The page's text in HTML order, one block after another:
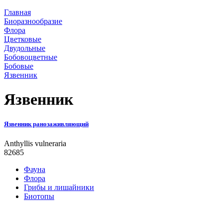
Главная
Биоразнообразие
Флора
Цветковые
Двудольные
Бобовоцветные
Бобовые
Язвенник
Язвенник
Язвенник ранозаживляющий
Anthyllis vulneraria
82685
Фауна
Флора
Грибы и лишайники
Биотопы